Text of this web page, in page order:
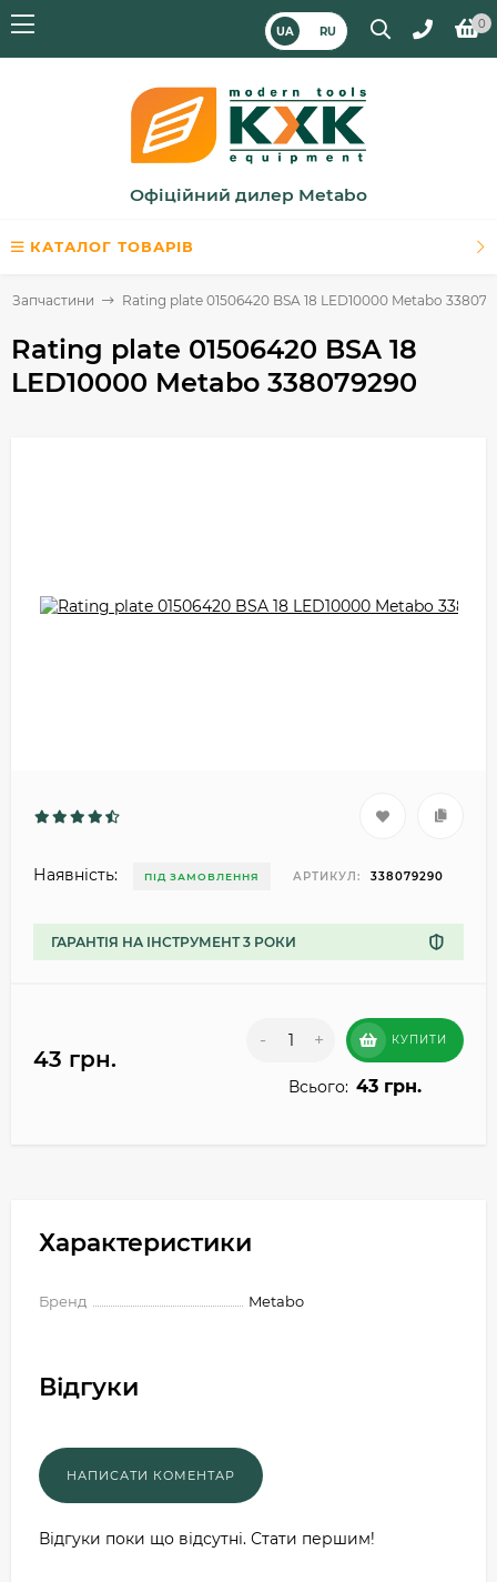
UA RU
0
Офіційний дилер Metabo
КАТАЛОГ ТОВАРІВ
Запчастини Rating plate 01506420 BSA 18 LED10000 Metabo
Rating plate 01506420 BSA 18
LED10000 Metabo 338079290
Наявність: ПІД ЗАМОВЛЕННЯ АРТИКУЛ: 338079290
ГАРАНТІЯ НА ІНСТРУМЕНТ 3 РОКИ
43 грн.
- + КУПИТИ
Всього: 43 грн.
Характеристики
Бренд Metabo
Відгуки
Відгуки поки що відсутні. Стати першим!